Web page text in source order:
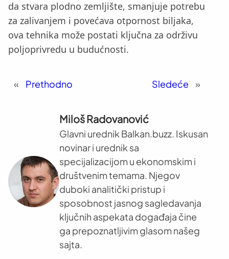
da stvara plodno zemljište, smanjuje potrebu
za zalivanjem i povećava otpornost biljaka,
ova tehnika može postati ključna za održivu
poljoprivredu u budućnosti.
« Prethodno Sledeće »
Miloš Radovanović
Glavni urednik Balkan.buzz. Iskusan
novinar i urednik sa
specijalizacijom u ekonomskim i
društvenim temama. Njegov
duboki analitički pristup i
sposobnost jasnog sagledavanja
ključnih aspekata događaja čine
ga prepoznatljivim glasom našeg
sajta.